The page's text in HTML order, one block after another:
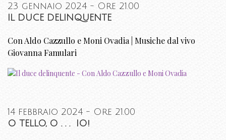
23 gennaio 2024 - Ore 21.00
IL DUCE DELINQUENTE
Con Aldo Cazzullo e Moni Ovadia | Musiche dal vivo
Giovanna Famulari
14 febbraio 2024 - Ore 21.00
O TELLO, O . . . IO!